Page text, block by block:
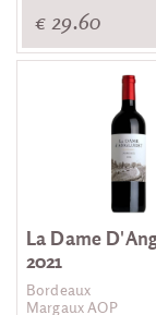
€ 29.60
La Dame
2021
Bordeaux
Margaux AOP